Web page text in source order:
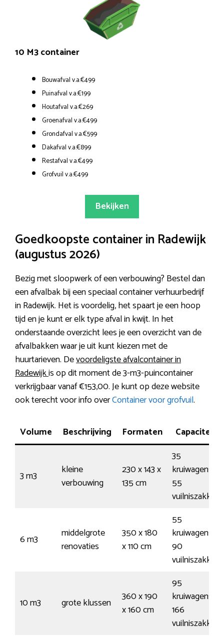
10 M3 container
Bouwafval v.a.€499
Puinafval v.a.€199
Houtafval v.a.€269
Groenafval v.a.€499
Grondafval v.a.€599
Dakafval v.a.€899
Restafval v.a.€499
Grofvuil v.a.€499
Bekijken
Goedkoopste container in Radewijk
(augustus 2026)
Bezig met sloopwerk of een verbouwing? Bestel dan
een afvalbak bij een speciaal container verhuurbedrijf
in Radewijk. Het is voordelig, het spaart je een hoop
tijd en je kunt er elk type afval in kwijt. In het
onderstaande overzicht lees je een overzicht van de
afvalbakken waar je uit kunt kiezen met de
huurtarieven. Devoordeligste afvalcontainer in
Radewijkis op dit moment de 3-m3-puincontainer
verkrijgbaar vanaf €153,00. Je kunt op deze website
ook terecht voor info overContainer voor grofvuil.
Volume Beschrijving Formaten Capaciteit
3 m3
kleine
verbouwing
230 x 143 x
135 cm
35
kruiwagens /
55
vuilniszakken
6 m3
middelgrote
renovaties
350 x 180
x 110 cm
55
kruiwagens /
90
vuilniszakken
10 m3 grote klussen
360 x 190
x 160 cm
95
kruiwagens /
166
vuilniszakken